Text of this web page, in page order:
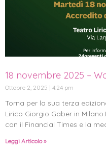
18 novembre 2025 –
Ottobre 2, 2025 4:24 pm
Torna per la sua terza
Lirico Giorgio Gaber in
con il Financial Times e la
Leggi Articolo »